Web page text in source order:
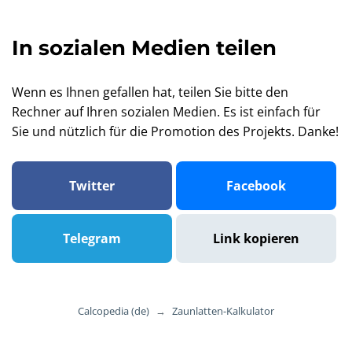
In sozialen Medien teilen
Wenn es Ihnen gefallen hat, teilen Sie bitte den
Rechner auf Ihren sozialen Medien. Es ist einfach für
Sie und nützlich für die Promotion des Projekts. Danke!
Twitter Facebook
Telegram Link kopieren
Calcopedia (de) → Zaunlatten-Kalkulator